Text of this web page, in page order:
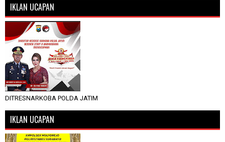
IKLAN UCAPAN
DITRESNARKOBA POLDA JATIM
IKLAN UCAPAN